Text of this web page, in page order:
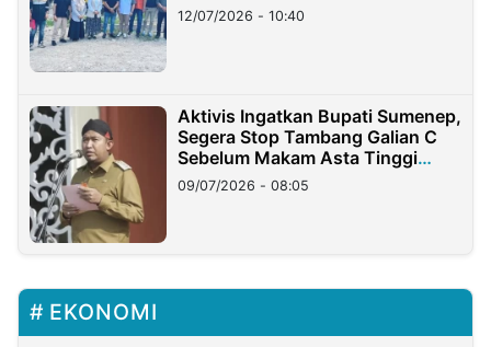
12/07/2026 - 10:40
Aktivis Ingatkan Bupati Sumenep,
Segera Stop Tambang Galian C
Sebelum Makam Asta Tinggi
Longsor
09/07/2026 - 08:05
EKONOMI